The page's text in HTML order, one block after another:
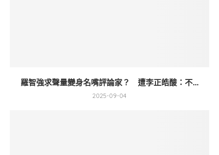
羅智強求聲量變身名嘴評論家？ 遭李正皓酸：不...
2025-09-04